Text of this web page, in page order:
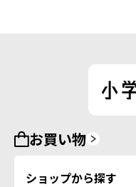
お買い物
ショップから探す